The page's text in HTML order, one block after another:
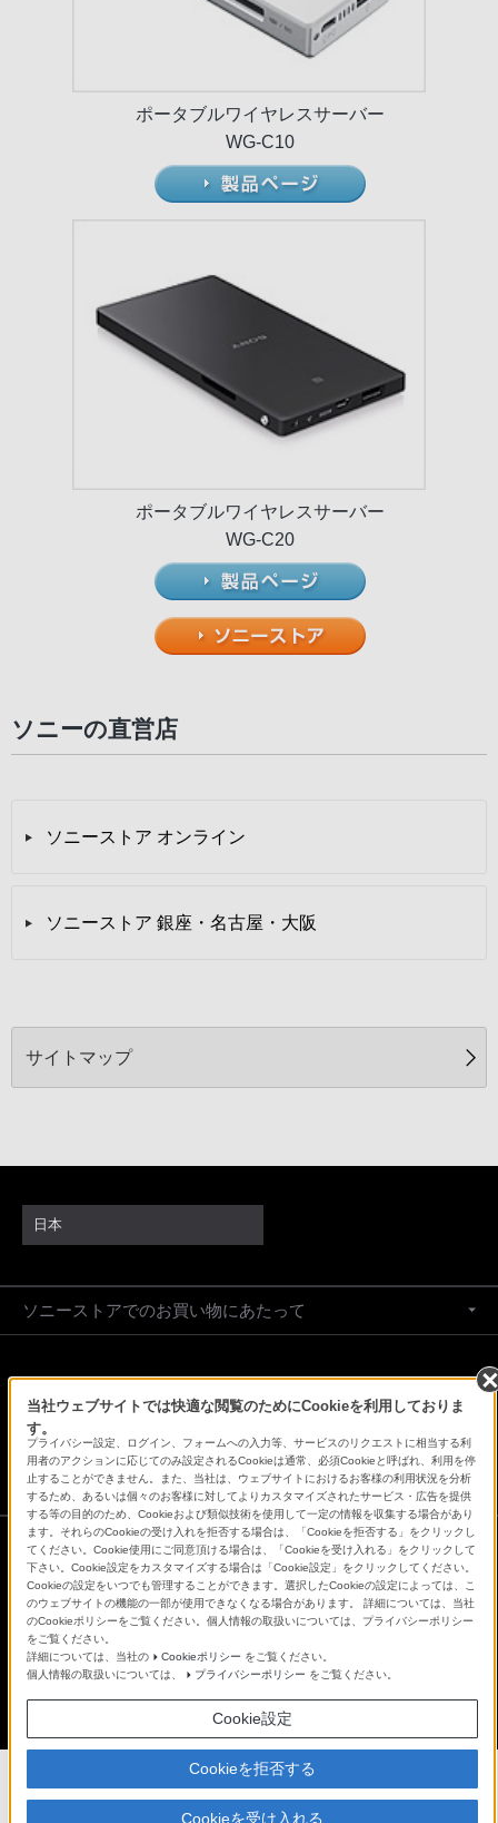
ポータブルワイヤレスサーバー
WG-C10
ポータブルワイヤレスサーバー
WG-C20
ソニーの直営店
ソニーストア オンライン
ソニーストア 銀座・名古屋・大阪
サイトマップ
当社ウェブサイトでは快適な閲覧のためにCookieを利用しておりま
す。
プライバシー設定、ログイン、フォームへの入力等、サービスのリクエストに相当する利
用者のアクションに応じてのみ設定されるCookieは通常、必須Cookieと呼ばれ、利用を停
止することができません。また、当社は、ウェブサイトにおけるお客様の利用状況を分析
するため、あるいは個々のお客様に対してよりカスタマイズされたサービス・広告を提供
する等の目的のため、Cookieおよび類似技術を使用して一定の情報を収集する場合があり
ます。それらのCookieの受け入れを拒否する場合は、「Cookieを拒否する」をクリックし
てください。Cookie使用にご同意頂ける場合は、「Cookieを受け入れる」をクリックして
下さい。Cookie設定をカスタマイズする場合は「Cookie設定」をクリックしてください。
Cookieの設定をいつでも管理することができます。選択したCookieの設定によっては、こ
のウェブサイトの機能の一部が使用できなくなる場合があります。 詳細については、当社
のCookieポリシーをご覧ください。個人情報の取扱いについては、プライバシーポリシー
をご覧ください。
詳細については、当社の
Cookieポリシー をご覧ください。
個人情報の取扱いについては、
プライバシーポリシー をご覧ください。
Cookie設定
Cookieを拒否する
Cookieを受け入れる
日本
ソニーストアでのお買い物にあたって
会社情報 採用情報 特約店のご案内
ニュースリリース
環境情報
My Sony 利用規約
ご利用条件
プライバシーポリシー
正しい表示への取り組み